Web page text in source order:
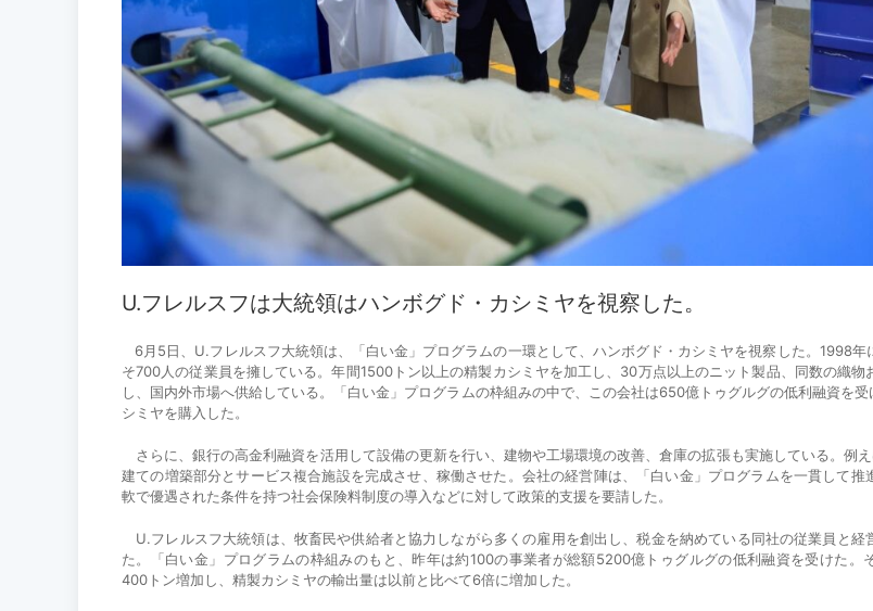
U.フレルスフは大統領はハンボグド・カシミヤを視察した。
6月5日、U.フレルスフ大統領は、「白い金」プログラムの一環として、ハンボグド・カシミヤを視察した。1998年
そ700人の従業員を擁している。年間1500トン以上の精製カシミヤを加工し、30万点以上のニット製品、同数の織物
し、国内外市場へ供給している。「白い金」プログラムの枠組みの中で、この会社は650億トゥグルグの低利融資を
シミヤを購入した。
さらに、銀行の高金利融資を活用して設備の更新を行い、建物や工場環境の改善、倉庫の拡張も実施している。例
建ての増築部分とサービス複合施設を完成させ、稼働させた。会社の経営陣は、「白い金」プログラムを一貫して推
軟で優遇された条件を持つ社会保険料制度の導入などに対して政策的支援を要請した。
U.フレルスフ大統領は、牧畜民や供給者と協力しながら多くの雇用を創出し、税金を納めている同社の従業員と経
た。「白い金」プログラムの枠組みのもと、昨年は約100の事業者が総額5200億トゥグルグの低利融資を受けた。
400トン増加し、精製カシミヤの輸出量は以前と比べて6倍に増加した。